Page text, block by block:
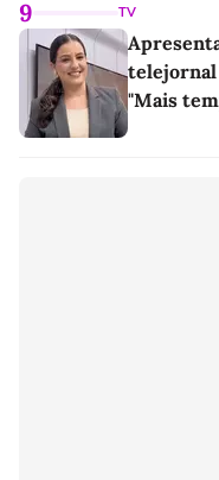
9 TV
telejornal
"Mais